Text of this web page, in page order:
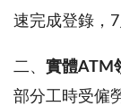
速完成登錄， 7
二、 實體ATM
部分工時受僱